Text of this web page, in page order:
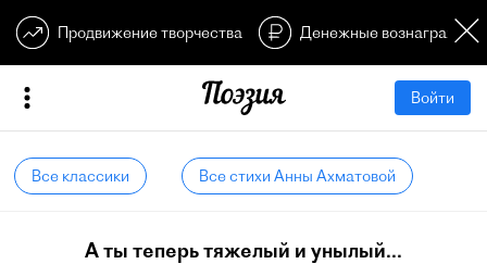
Продвижение творчества Денежные
Войти
Все классики Все стихи Анны Ахматовой
А ты теперь тяжелый и унылый...